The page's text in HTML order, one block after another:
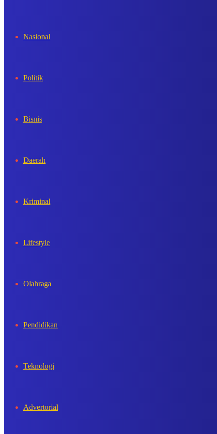
Nasional
Politik
Bisnis
Daerah
Kriminal
Lifestyle
Olahraga
Pendidikan
Teknologi
Advertorial